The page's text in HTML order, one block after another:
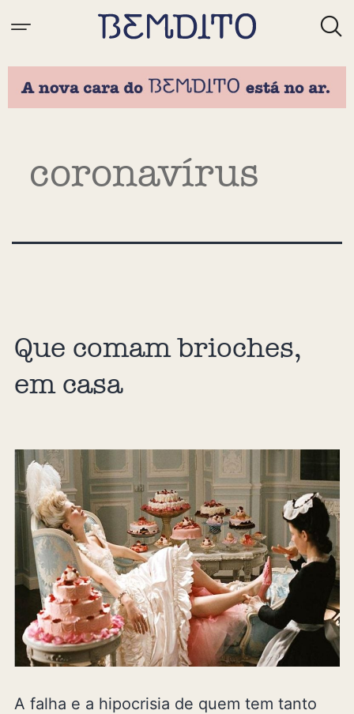
coronavírus
Que comam brioches,
em casa
A falha e a hipocrisia de quem tem tanto